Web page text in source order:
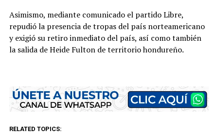
Asimismo, mediante comunicado el partido Libre,
repudió la presencia de tropas del país norteamericano
y exigió su retiro inmediato del país, así como también
la salida de Heide Fulton de territorio hondureño.
RELATED TOPICS: